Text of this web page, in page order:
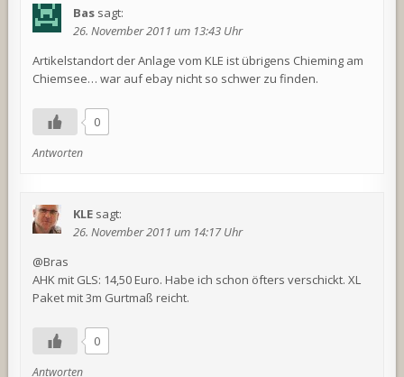
Bas sagt:
26. November 2011 um 13:43 Uhr
Artikelstandort der Anlage vom KLE ist übrigens Chieming am
Chiemsee… war auf ebay nicht so schwer zu finden.
0
Antworten
KLE sagt:
26. November 2011 um 14:17 Uhr
@Bras
AHK mit GLS: 14,50 Euro. Habe ich schon öfters verschickt. XL
Paket mit 3m Gurtmaß reicht.
0
Antworten